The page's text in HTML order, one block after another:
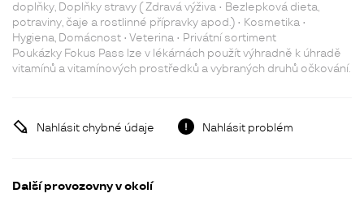
doplňky, Doplňky stravy ( Zdravá výživa • Bezlepková dieta,
potraviny, čaje a rostlinné přípravky apod.) • Kosmetika •
Hygiena, Domácnost • Veterina • Privátní sortiment
Poukázky Fokus Pass lze v lékárnách použít výhradně k úhradě
vitamínů a vitamínových prostředků a vybraných druhů očkování.
Nahlásit chybné údaje Nahlásit problém
Další provozovny v okolí